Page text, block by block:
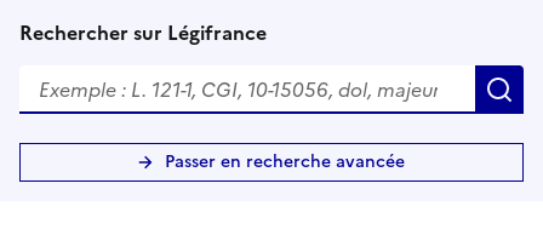
Rechercher sur Légifrance
Passer en recherche avancée